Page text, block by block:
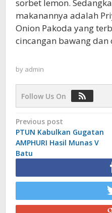
sorbet lemon.
makanannya adalah
Onion Pakoda yang
cincangan bawang dan
by admin
Follow Us On
Post
navigation
Previous post
PTUN Kabulkan Gugatan
AMPHURI Hasil Munas V
Batu